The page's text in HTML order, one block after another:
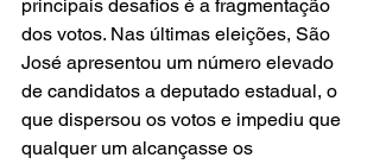
principais desafios é a fragmentação
dos votos. Nas últimas eleições, São
José apresentou um número elevado
de candidatos a deputado estadual, o
que dispersou os votos e impediu que
qualquer um alcançasse os